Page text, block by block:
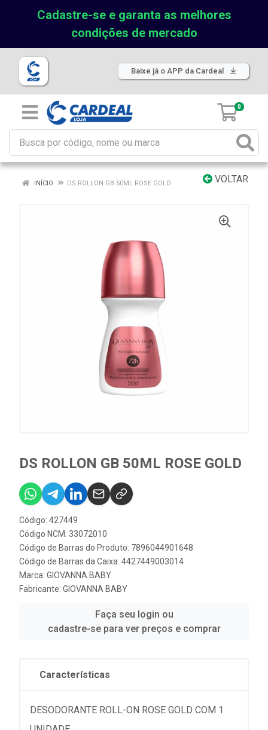
Cadastre-se e garanta as melhores
condições de mercado
Baixe já o APP da Cardeal
0
VOLTAR
INÍCIO DS ROLLON GB 50ML ROSE GOLD
DS ROLLON GB 50ML ROSE GOLD
Código: 427449
Código NCM: 33072010
Código de Barras do Produto: 7896044901648
Código de Barras da Caixa: 4427449003014
Marca: GIOVANNA BABY
Fabricante: GIOVANNA BABY
Faça seu login ou
cadastre-se para ver preços e comprar
Características
DESODORANTE ROLL-ON ROSE GOLD COM 1